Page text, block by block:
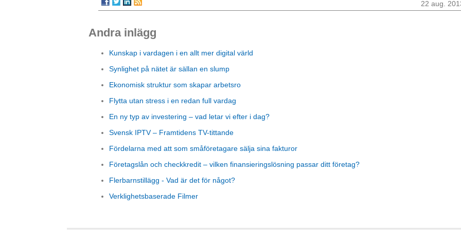
22 aug.
Andra inlägg
Kunskap i vardagen i en allt mer digital värld
Synlighet på nätet är sällan en slump
Ekonomisk struktur som skapar arbetsro
Flytta utan stress i en redan full vardag
En ny typ av investering – vad letar vi efter i dag?
Svensk IPTV – Framtidens TV-tittande
Fördelarna med att som småföretagare sälja sina fakturor
Företagslån och checkkredit – vilken finansieringslösning passar ditt företag?
Flerbarnstillägg - Vad är det för något?
Verklighetsbaserade Filmer